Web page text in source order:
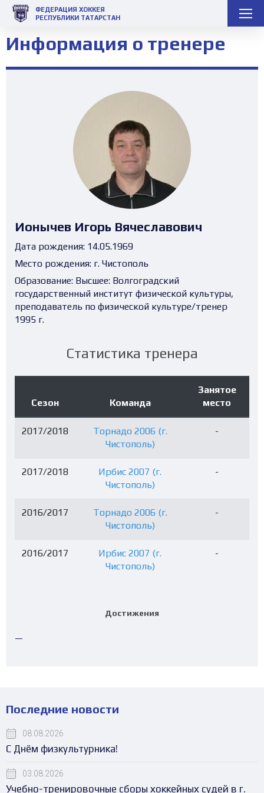
ФЕДЕРАЦИЯ ХОККЕЯ
РЕСПУБЛИКИ ТАТАРСТАН
Информация о тренере
Ионычев Игорь Вячеславович
Дата рождения: 14.05.1969
Место рождения: г. Чистополь
Образование: Высшее: Волгоградский
государственный институт физической культуры,
преподаватель по физической культуре/тренер
1995 г.
Статистика тренера
Сезон Команда
Занятое
место
2017/2018
Торнадо 2006 (г.
Чистополь)
-
2017/2018
Ирбис 2007 (г.
Чистополь)
-
2016/2017
Торнадо 2006 (г.
Чистополь)
-
2016/2017
Ирбис 2007 (г.
Чистополь)
-
Достижения
—
Последние новости
08.08.2026
С Днём физкультурника!
03.08.2026
Учебно-тренировочные сборы хоккейных судей в г.